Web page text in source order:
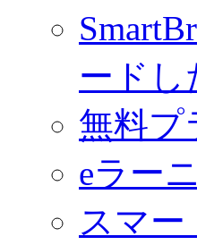
ードし
無料プ
eラー
スマ